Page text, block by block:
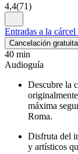
4,4(71)
Entradas a la
Cancelación gratuita
40 min
Audioguía
Descubre la
máxima
Roma.
Disfruta del
y artísticos